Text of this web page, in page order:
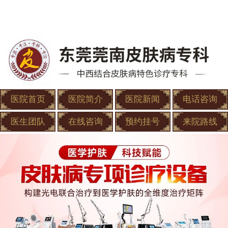
医院首页 医院简介 医院新闻 电话咨询
医生团队 在线咨询 预约挂号 来院路线